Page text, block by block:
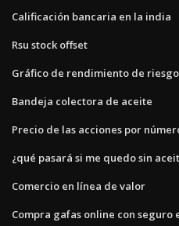
Calificación bancaria en la india
Rsu stock offset
Gráfico de rendimiento de
Bandeja colectora de aceite
Precio de las acciones por
¿qué pasará si me quedo sin
Comercio en línea de valor
Compra gafas online con seguro